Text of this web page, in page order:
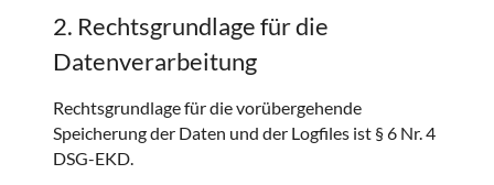
2. Rechtsgrundlage für die
Datenverarbeitung
Rechtsgrundlage für die vorübergehende
Speicherung der Daten und der Logfiles ist § 6 Nr. 4
DSG-EKD.